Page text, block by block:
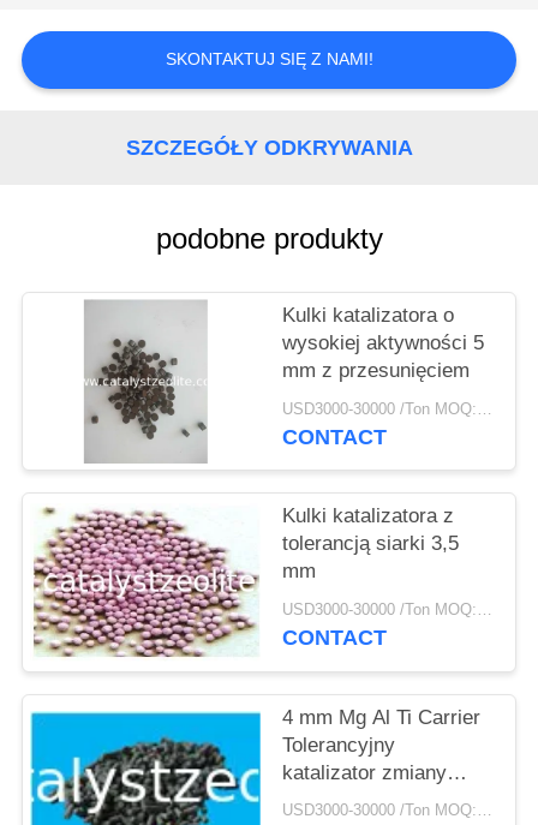
AKTUALNOŚCISKONTAKTUJ SIĘ Z NAMI!
SZCZEGÓŁY ODKRYWANIA
podobne produkty
Kulki katalizatora o
wysokiej aktywności 5
mm z przesunięciem
USD3000-30000 /Ton MOQ:1 KG
CONTACT
Kulki katalizatora z
tolerancją siarki 3,5
mm
USD3000-30000 /Ton MOQ:1 KG
CONTACT
4 mm Mg Al Ti Carrier
Tolerancyjny
katalizator zmiany
biegów
USD3000-30000 /Ton MOQ:1 KG